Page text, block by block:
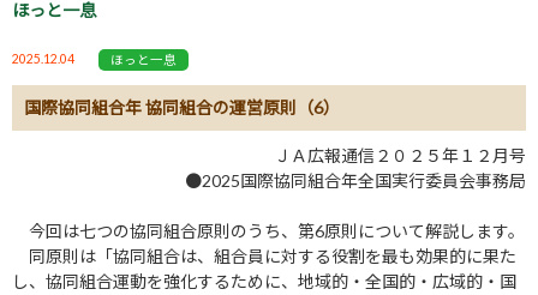
ほっと一息
2025.12.04 ほっと一息
国際協同組合年 協同組合の運営原則（6）
ＪＡ広報通信２０２５年１２月号
●2025国際協同組合年全国実行委員会事務局
今回は七つの協同組合原則のうち、第6原則について解説します。
同原則は「協同組合は、組合員に対する役割を最も効果的に果た
し、協同組合運動を強化するために、地域的・全国的・広域的・国